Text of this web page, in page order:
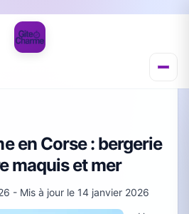
en Corse : bergerie
maquis et mer
- Mis à jour le 14 janvier 2026